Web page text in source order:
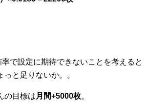
で設定に期待できないことを考えると
と足りないか。。
の目標は 月間+5000枚。